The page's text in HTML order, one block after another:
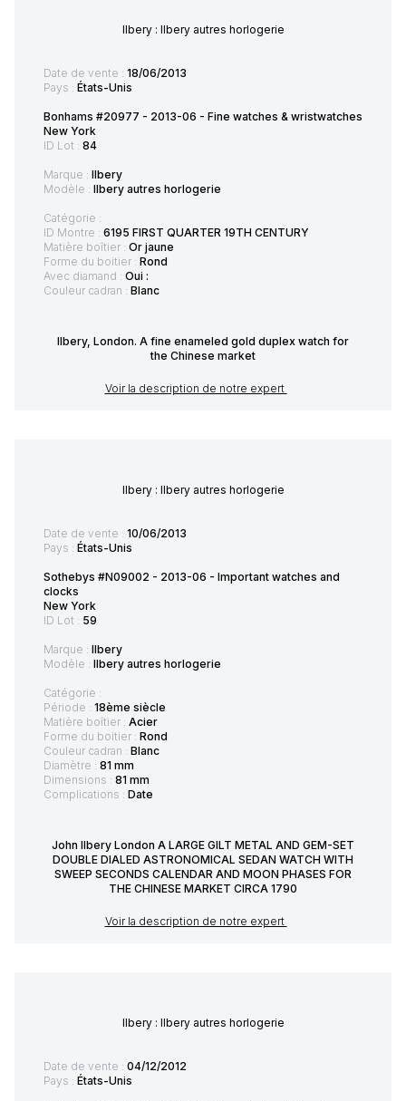
Ilbery : Ilbery autres horlogerie
Date de vente : 18/06/2013
Pays : États-Unis
Bonhams #20977 - 2013-06 - Fine watches & wristwatches
New York
ID Lot : 84
Marque : Ilbery
Modèle : Ilbery autres horlogerie
Catégorie :
ID Montre : 6195 FIRST QUARTER 19TH CENTURY
Matière boîtier : Or jaune
Forme du boitier : Rond
Avec diamand : Oui :
Couleur cadran : Blanc
Ilbery, London. A fine enameled gold duplex watch for
the Chinese market
Voir la description de notre expert
Ilbery : Ilbery autres horlogerie
Date de vente : 10/06/2013
Pays : États-Unis
Sothebys #N09002 - 2013-06 - Important watches and
clocks
New York
ID Lot : 59
Marque : Ilbery
Modèle : Ilbery autres horlogerie
Catégorie :
Période : 18ème siècle
Matière boîtier : Acier
Forme du boitier : Rond
Couleur cadran : Blanc
Diamètre : 81 mm
Dimensions : 81 mm
Complications : Date
John Ilbery London A LARGE GILT METAL AND GEM-SET
DOUBLE DIALED ASTRONOMICAL SEDAN WATCH WITH
SWEEP SECONDS CALENDAR AND MOON PHASES FOR
THE CHINESE MARKET CIRCA 1790
Voir la description de notre expert
Ilbery : Ilbery autres horlogerie
Date de vente : 04/12/2012
Pays : États-Unis